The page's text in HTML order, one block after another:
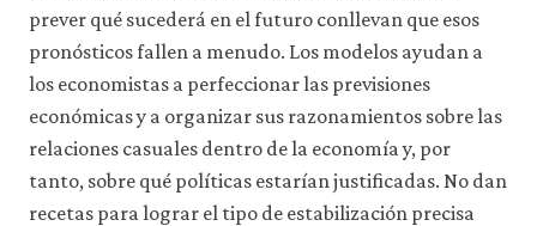
prever qué sucederá en el futuro conllevan que esos
pronósticos fallen a menudo. Los modelos ayudan a
los economistas a perfeccionar las previsiones
económicas y a organizar sus razonamientos sobre las
relaciones casuales dentro de la economía y, por
tanto, sobre qué políticas estarían justificadas. No dan
recetas para lograr el tipo de estabilización precisa